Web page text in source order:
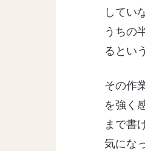
してい
うちの
るとい
その作
を強く
まで書
気にな